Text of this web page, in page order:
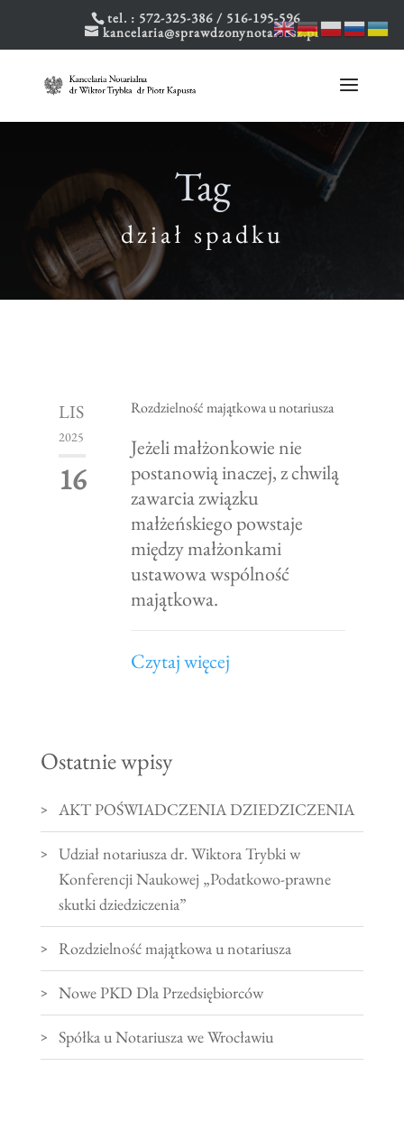
tel. : 572-325-386 / 516-195-596
kancelaria@sprawdzonynotariusz.pl
Tag
dział spadku
LIS
2025
16
Rozdzielność majątkowa u notariusza
Jeżeli małżonkowie nie
postanowią inaczej, z chwilą
zawarcia związku
małżeńskiego powstaje
między małżonkami
ustawowa wspólność
majątkowa.
Czytaj więcej
Ostatnie wpisy
AKT POŚWIADCZENIA DZIEDZICZENIA
Udział notariusza dr. Wiktora Trybki w
Konferencji Naukowej „Podatkowo-prawne
skutki dziedziczenia”
Rozdzielność majątkowa u notariusza
Nowe PKD Dla Przedsiębiorców
Spółka u Notariusza we Wrocławiu